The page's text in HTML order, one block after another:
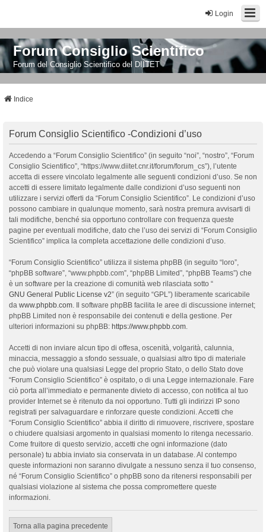
Login
Forum Consiglio Scientifico
Forum del Consiglio Scientifico del DIITET
Indice
Forum Consiglio Scientifico -Condizioni d’uso
Accedendo a “Forum Consiglio Scientifico” (in seguito “noi”, “nostro”, “Forum
Consiglio Scientifico”, “https://www.diitet.cnr.it/forum/forum_cs”), l’utente
accetta di essere vincolato legalmente alle seguenti condizioni d’uso. Se non
accetti di essere limitato legalmente dalle condizioni d’uso seguenti non
utilizzare i servizi offerti da “Forum Consiglio Scientifico”. Le condizioni d’uso
possono cambiare in qualunque momento, sarà nostra premura avvisarti di
tali modifiche, benché sia opportuno controllare con frequenza queste
pagine per eventuali modifiche, dato che l’uso dei servizi di “Forum Consiglio
Scientifico” implica la completa accettazione delle condizioni d’uso.
“Forum Consiglio Scientifico” utilizza il sistema phpBB (in seguito “loro”,
“phpBB software”, “www.phpbb.com”, “phpBB Limited”, “phpBB Teams”) che
è un software per la creazione di comunità web rilasciata sotto “
GNU General Public License v2” (in seguito “GPL”) liberamente scaricabile
da www.phpbb.com. Il software phpBB facilita le aree di discussione internet;
phpBB Limited non è responsabile dei contenuti e della gestione. Per
ulteriori informazioni su phpBB: https://www.phpbb.com.
Accetti di non inviare alcun tipo di offesa, oscenità, volgarità, calunnia,
minaccia, messaggio a sfondo sessuale, o qualsiasi altro tipo di materiale
che può violare una qualsiasi Legge del proprio Stato, o dello Stato dove
“Forum Consiglio Scientifico” è ospitato, o di una Legge internazionale. Fare
ciò porta all’immediato e permanente divieto di accesso, con notifica al tuo
provider Internet se è ritenuto da noi opportuno. Tutti gli indirizzi IP sono
registrati per salvaguardare e rinforzare queste condizioni. Accetti che
“Forum Consiglio Scientifico” abbia il diritto di rimuovere, riscrivere, spostare
o chiudere qualsiasi argomento in qualsiasi momento lo ritenga necessario.
Come fruitore di questo servizio, accetti che ogni informazione (dato
personale) tu abbia inviato sia conservata in un database. Al contempo
queste informazioni non saranno divulgate a nessuno senza il tuo consenso,
né “Forum Consiglio Scientifico” o phpBB sono da ritenersi responsabili per
qualsiasi violazione al sistema che possa compromettere queste
informazioni.
Torna alla pagina precedente